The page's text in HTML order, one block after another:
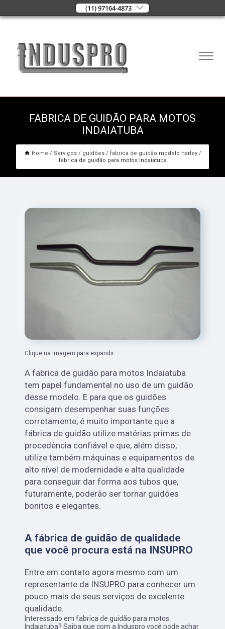
(11) 97164-4873
FABRICA DE GUIDÃO PARA MOTOS
INDAIATUBA
Home Serviços guidões
fabrica de guidão modelo harley
fabrica de guidão para motos Indaiatuba
Clique na imagem para expandir
A fabrica de guidão para motos Indaiatuba
tem papel fundamental no uso de um guidão
desse modelo. E para que os guidões
consigam desempenhar suas funções
corretamente, é muito importante que a
fábrica de guidão utilize matérias primas de
procedência confiável e que, além disso,
utilize também máquinas e equipamentos de
alto nível de modernidade e alta qualidade
para conseguir dar forma aos tubos que,
futuramente, poderão ser tornar guidões
bonitos e elegantes.
A fábrica de guidão de qualidade
que você procura está na INSUPRO
Entre em contato agora mesmo com um
representante da INSUPRO para conhecer um
pouco mais de seus serviços de excelente
qualidade.
Interessado em fabrica de guidão para motos
Indaiatuba? Saiba que com a Induspro você pode achar